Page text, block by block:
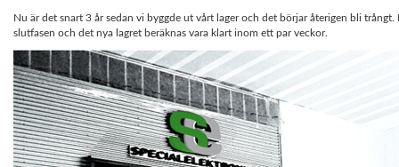
Nu är det snart 3 år sedan vi byggde ut vårt lager och det börjar återigen bli
slutfasen och det nya lagret beräknas vara klart inom ett par veckor.